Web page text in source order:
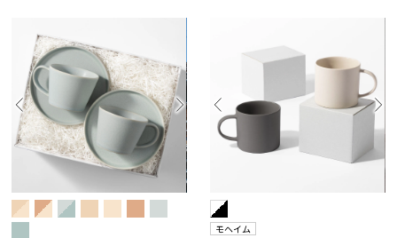
モヘイム